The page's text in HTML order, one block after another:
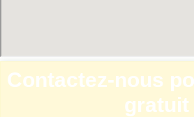
Contactez-nous
gratuit